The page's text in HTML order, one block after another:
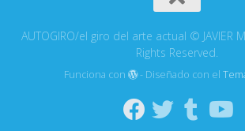
AUTOGIRO/el giro del arte actual © JAVIER
Rights Reserved.
Funciona con - Diseñado con el